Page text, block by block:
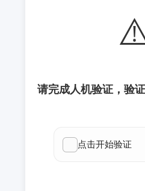
请完成人机验证，验